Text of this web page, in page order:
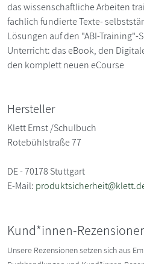
das wissenschaftliche Arbeiten
fachlich fundierte Texte-
Lösungen auf den "ABI-
Unterricht: das eBook, den
den komplett neuen eCourse
Hersteller
Klett Ernst /Schulbuch
Rotebühlstraße 77
DE - 70178 Stuttgart
E-Mail:
Kund*innen-
Unsere Rezensionen setzen sich aus